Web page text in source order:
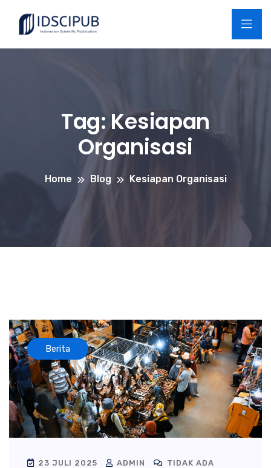
Tag:Kesiapan
Organisasi
Home Blog Kesiapan Organisasi
Berita
23 JULI 2025 ADMIN
TIDAK ADA